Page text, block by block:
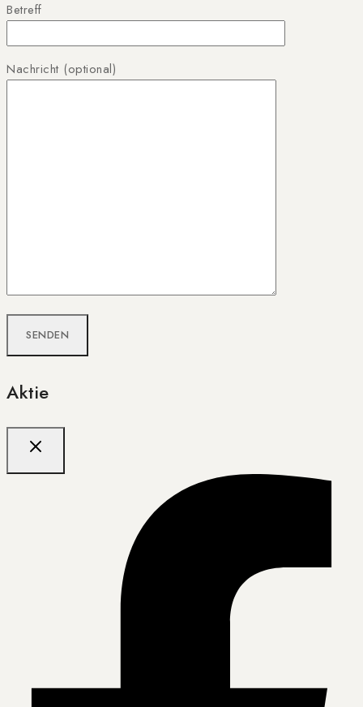
Betreff
Nachricht (optional)
Aktie